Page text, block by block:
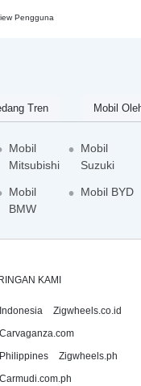
Pengguna
Tren Mobil
Mobil
Mitsubishi
Mobil
Suzuki
Mobil
BMW
Mobil BYD
KAMI
Zigwheels.co.id
Carvaganza.com
Zigwheels.ph
Carmudi.com.ph